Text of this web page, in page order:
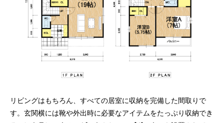
リビングはもちろん、すべての居室に収納を完備した間取りで
す。玄関横には靴や外出時に必要なアイテムをたっぷり収納でき